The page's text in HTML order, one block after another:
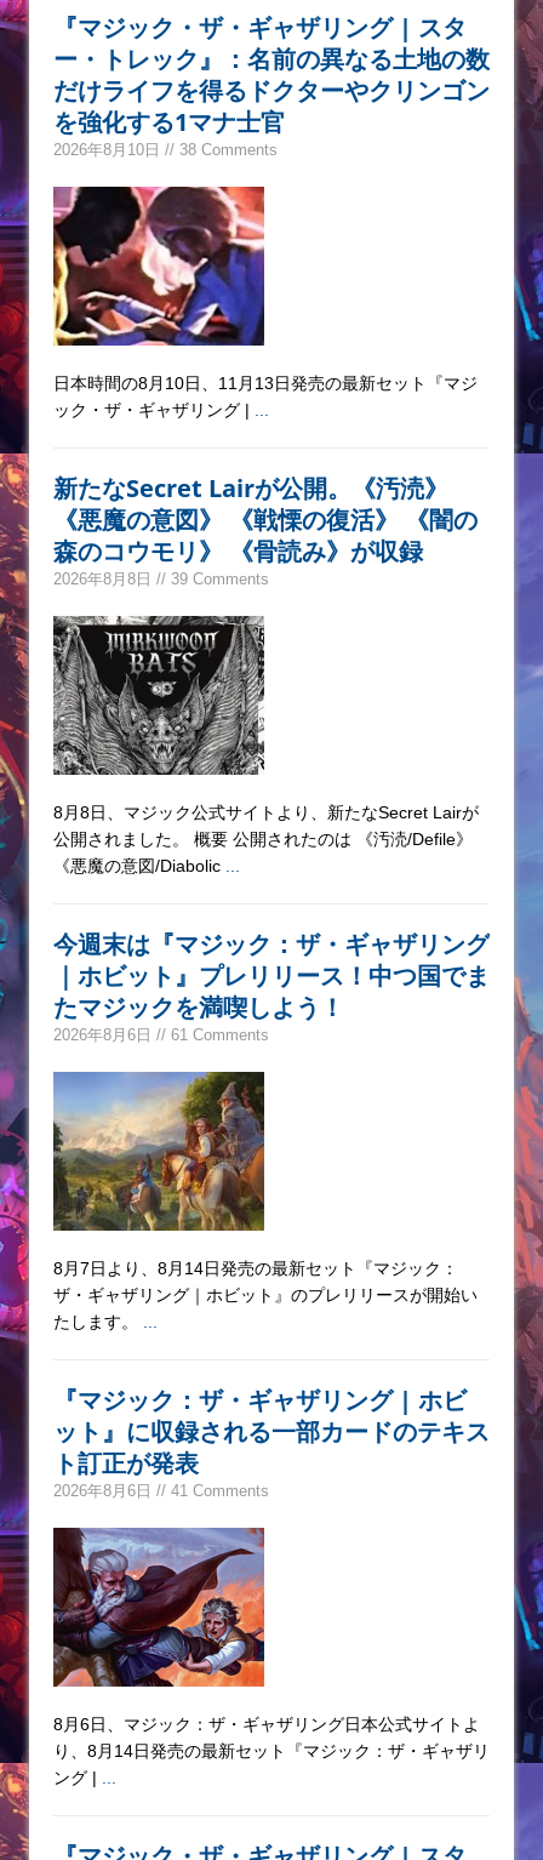
『マジック・ザ・ギャザリング | スタ
ー・トレック』：名前の異なる土地の数
だけライフを得るドクターやクリンゴン
を強化する1マナ士官
2026年8月10日 // 38 Comments
日本時間の8月10日、11月13日発売の最新セット『マジ
ック・ザ・ギャザリング |
新たなSecret Lairが公開。《汚涜》
《悪魔の意図》 《戦慄の復活》 《闇の
森のコウモリ》 《骨読み》が収録
2026年8月8日 // 39 Comments
8月8日、マジック公式サイトより、新たなSecret Lairが
公開されました。 概要 公開されたのは 《汚涜/Defile》
《悪魔の意図/Diabolic
今週末は『マジック：ザ・ギャザリング
｜ホビット』プレリリース！中つ国でま
たマジックを満喫しよう！
2026年8月6日 // 61 Comments
8月7日より、8月14日発売の最新セット『マジック：
ザ・ギャザリング｜ホビット』のプレリリースが開始い
たします。
『マジック：ザ・ギャザリング | ホビ
ット』に収録される一部カードのテキス
ト訂正が発表
2026年8月6日 // 41 Comments
8月6日、マジック：ザ・ギャザリング日本公式サイトよ
り、8月14日発売の最新セット『マジック：ザ・ギャザリ
ング |